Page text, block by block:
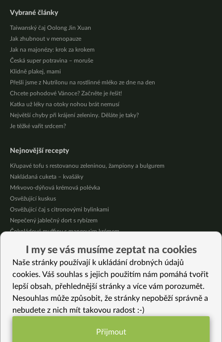
Vybrané články
Taiwanský čaj Oolong Jin Xuan
Jak zhubnout v menopauze
Jak na majonézy: krok za krokem
Česká super potravina – moruše
Klidně plakej, mami
Přešli jsme z Nutrilonu na rostlinné mléko ze dne na den
Chcete pohodové Vánoce? Začněte je řešit!
Katka už léky na otoky nohou brát nemusí
Největší chyby při krájení zeleniny. Děláte je taky?
Je těžké vařit srdcem?
Nejnovější recepty
Křupavé tofu s restovanou zeleninou, žampiony a bulgurem
Nakládaná cuketa – kvašáky
Mrkvovo-dýňová krémová polévka
Osvěžující kuskus
Osvěžující čaj s citronovými bylinkami
Nepečený jablečný dort s rybízem
Čokoládové muffiny s mangovým krémem
Krémová zeleninová polévka s koprem a vločkami
Celozrnná rýže basmati se zeleninou
Vybrané recepty
Krémové tahini těstoviny s batátem a kadeřávkem
Dušené cuketové zelí
Mrkvový jahelník s chia semínky a sušeným ovocem (bezlepkový)
I my se vás musíme zeptat na cookies
Naše stránky používají k ukládání drobných údajů
cookies. Váš souhlas s jejich použitím nám pomáhá tvořit
lepší obsah, přehlednější stránky a více vám porozumět.
Nesouhlas může způsobit, že stránky nepoběží správně a
nebudete z nich mít takovou radost :-)
Funkční nastavení potřebujeme (vždy
Přijmout